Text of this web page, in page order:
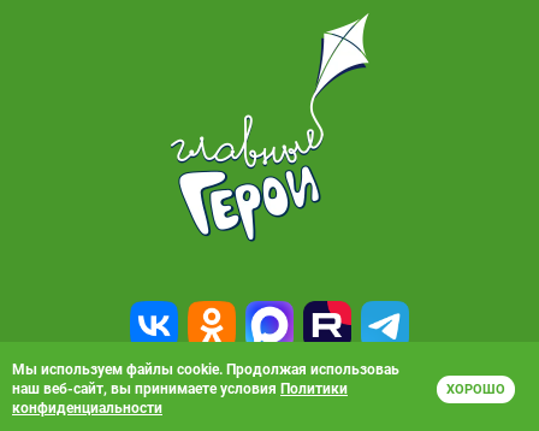
© 2010-2026, АО «Карусель». Все права защищены. Полное или частичное
копирование материалов запрещено.
Мы используем файлы cookie. Продолжая использоваь
наш веб-сайт, вы принимаете условия Политики
конфиденциальности
ХОРОШО